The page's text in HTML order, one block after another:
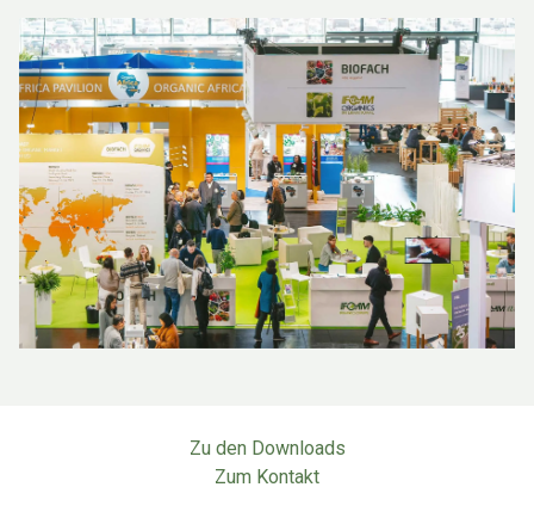
Zu den Downloads
Zum Kontakt